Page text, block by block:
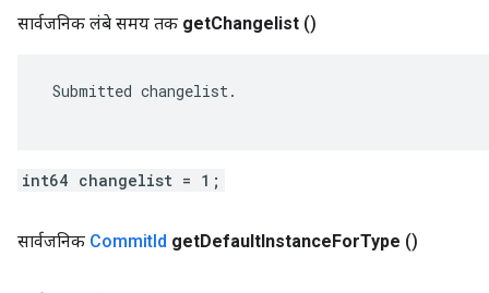
सार्वजनिक लंबे समय तक getChangelist ()
Submitted changelist.
int64 changelist = 1;
सार्वजनिक CommitId getDefaultInstanceForType ()